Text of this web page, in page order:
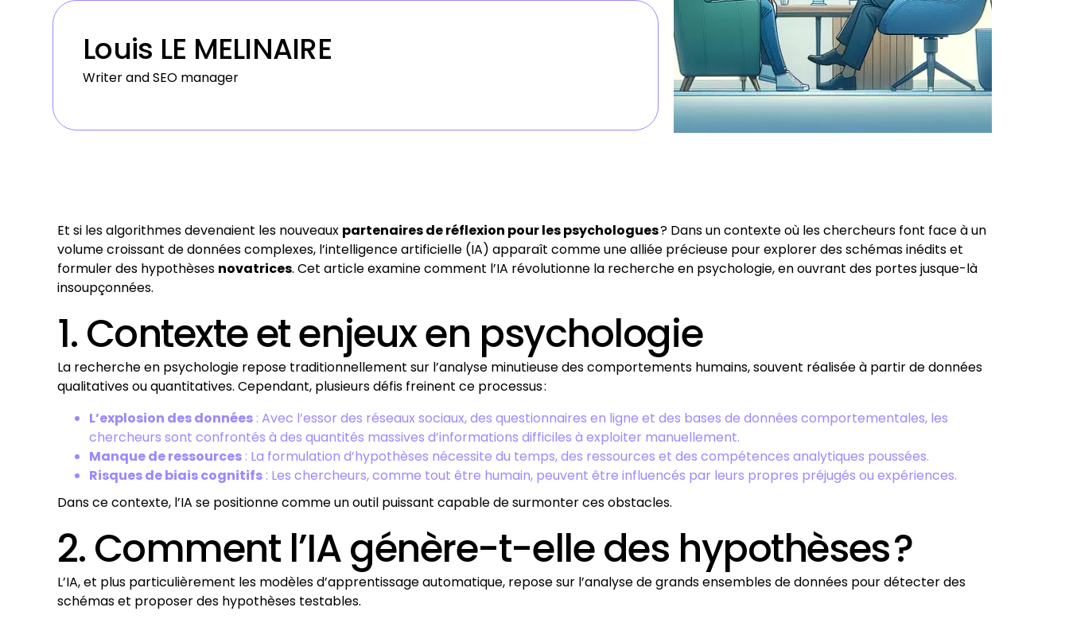
Louis LE MELINAIRE
Writer and SEO manager
Et si les algorithmes devenaient les nouveaux partenaires de réflexion pour les psychologues? Dans un contexte où les chercheurs font face à un
volume croissant de données complexes, l’intelligence artificielle (IA) apparaît comme une alliée précieuse pour explorer des schémas inédits et
formuler des hypothèses novatrices. Cet article examine comment l’IA révolutionne la recherche en psychologie, en ouvrant des portes jusque-là
insoupçonnées.
1. Contexte et enjeux en psychologie
La recherche en psychologie repose traditionnellement sur l’analyse minutieuse des comportements humains, souvent réalisée à partir de données
qualitatives ou quantitatives. Cependant, plusieurs défis freinent ce processus :
L’explosion des données : Avec l’essor des réseaux sociaux, des questionnaires en ligne et des bases de données comportementales, les
chercheurs sont confrontés à des quantités massives d’informations difficiles à exploiter manuellement.
Manque de ressources : La formulation d’hypothèses nécessite du temps, des ressources et des compétences analytiques poussées.
Risques de biais cognitifs : Les chercheurs, comme tout être humain, peuvent être influencés par leurs propres préjugés ou expériences.
Dans ce contexte, l’IA se positionne comme un outil puissant capable de surmonter ces obstacles.
2. Comment l’IA génère-t-elle des hypothèses ?
L’IA, et plus particulièrement les modèles d’apprentissage automatique, repose sur l’analyse de grands ensembles de données pour détecter des
schémas et proposer des hypothèses testables.